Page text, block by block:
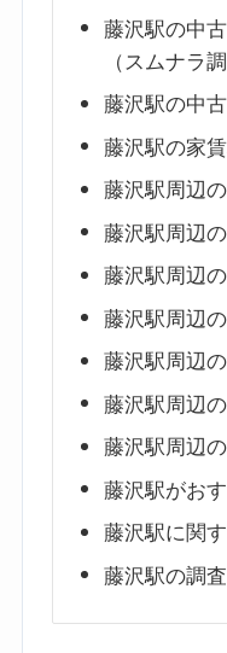
藤沢駅の中
（スムナラ調
藤沢駅の中
藤沢駅の家
藤沢駅周辺
藤沢駅周辺
藤沢駅周辺
藤沢駅周辺
藤沢駅周辺
藤沢駅周辺
藤沢駅周辺
藤沢駅がお
藤沢駅に関
藤沢駅の調